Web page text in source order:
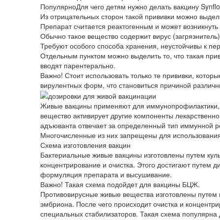
ПопулярноДля чего детям нужно делать вакцину
Из отрицательных сторон такой прививки можно
Препарат считается реактогенным и может
Обычно такое вещество содержит вирус
Требуют особого способа хранения, неустойчивы к
Отдельным пунктом можно выделить то, что такая
вводят парентерально.
Важно! Стоит использовать только те прививки,
вирулентных форм, что становиться причиной
Живые вакцины применяют для
вещество активирует другие компоненты
адъюванта отвечает за определенный тип иммунной
Многочисленные из них запрещены для
Схема изготовления вакцин
Бактериальные живые вакцины изготовлены путем
концентрирование и очистка. Этого достигают
формуляция препарата и высушивание.
Важно! Такая схема подойдет для вакцины БЦЖ.
Противовирусные живые вещества изготовлены
эмбриона. После чего происходит очистка и
специальных стабилизаторов. Такая схема популярна